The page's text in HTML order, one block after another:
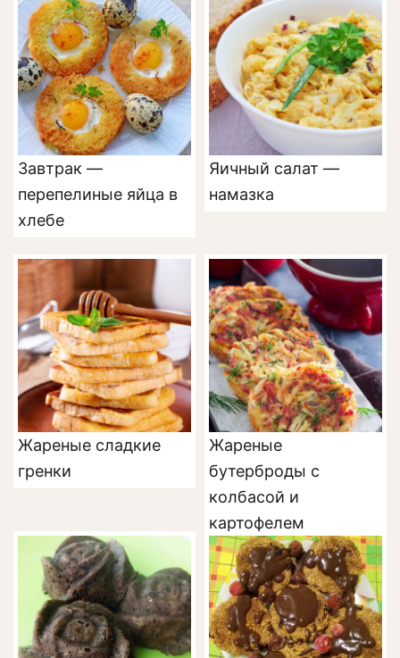
Завтрак —
перепелиные яйца в
хлебе
Яичный салат —
намазка
Жареные сладкие
гренки
Жареные
бутерброды с
колбасой и
картофелем